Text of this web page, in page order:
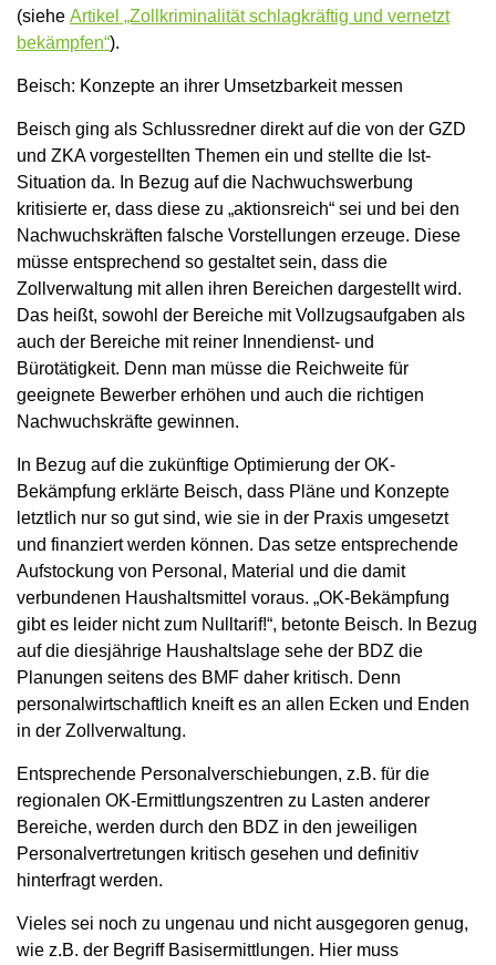
(siehe Artikel „Zollkriminalität schlagkräftig und vernetzt
bekämpfen“).
Beisch: Konzepte an ihrer Umsetzbarkeit messen
Beisch ging als Schlussredner direkt auf die von der GZD
und ZKA vorgestellten Themen ein und stellte die Ist-
Situation da. In Bezug auf die Nachwuchswerbung
kritisierte er, dass diese zu „aktionsreich“ sei und bei den
Nachwuchskräften falsche Vorstellungen erzeuge. Diese
müsse entsprechend so gestaltet sein, dass die
Zollverwaltung mit allen ihren Bereichen dargestellt wird.
Das heißt, sowohl der Bereiche mit Vollzugsaufgaben als
auch der Bereiche mit reiner Innendienst- und
Bürotätigkeit. Denn man müsse die Reichweite für
geeignete Bewerber erhöhen und auch die richtigen
Nachwuchskräfte gewinnen.
In Bezug auf die zukünftige Optimierung der OK-
Bekämpfung erklärte Beisch, dass Pläne und Konzepte
letztlich nur so gut sind, wie sie in der Praxis umgesetzt
und finanziert werden können. Das setze entsprechende
Aufstockung von Personal, Material und die damit
verbundenen Haushaltsmittel voraus. „OK-Bekämpfung
gibt es leider nicht zum Nulltarif!“, betonte Beisch. In Bezug
auf die diesjährige Haushaltslage sehe der BDZ die
Planungen seitens des BMF daher kritisch. Denn
personalwirtschaftlich kneift es an allen Ecken und Enden
in der Zollverwaltung.
Entsprechende Personalverschiebungen, z.B. für die
regionalen OK-Ermittlungszentren zu Lasten anderer
Bereiche, werden durch den BDZ in den jeweiligen
Personalvertretungen kritisch gesehen und definitiv
hinterfragt werden.
Vieles sei noch zu ungenau und nicht ausgegoren genug,
wie z.B. der Begriff Basisermittlungen. Hier muss